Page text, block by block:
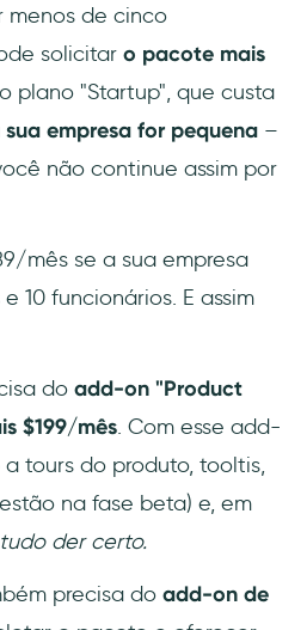
menos de cinco
solicitar o pacote mais
plano "Startup", que custa
empresa for pequena –
não continue assim por
mês se a sua empresa
10 funcionários. E assim
do add-on "Product
$199/mês. Com esse add-
tours do produto, tooltis,
na fase beta) e, em
der certo.
precisa do add-on de